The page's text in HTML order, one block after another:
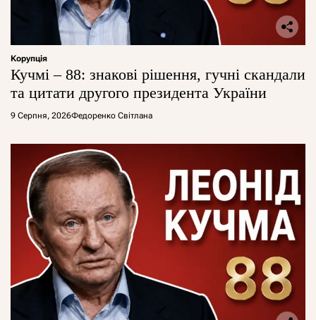
Корупція
Кучмі – 88: знакові рішення, гучні скандали
та цитати другого президента України
9 Серпня, 2026Федоренко Світлана